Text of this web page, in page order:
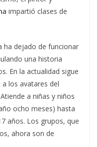
impartió clases de
ha dejado de funcionar
una historia
En la actualidad sigue
los avatares del
a niñas y niños
ocho meses) hasta
años. Los grupos, que
ahora son de